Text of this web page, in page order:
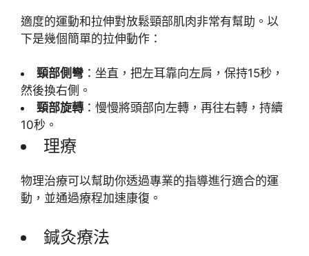
適度的運動和拉伸對放鬆頸部肌肉非常有幫助。以
下是幾個簡單的拉伸動作：
頸部側彎 ：坐直，把左耳靠向左肩，保持15秒，
然後換右側。
頸部旋轉 ：慢慢將頭部向左轉，再往右轉，持續
10秒。
理療
物理治療可以幫助你透過專業的指導進行適合的運
動，並通過療程加速康復。
鍼灸療法